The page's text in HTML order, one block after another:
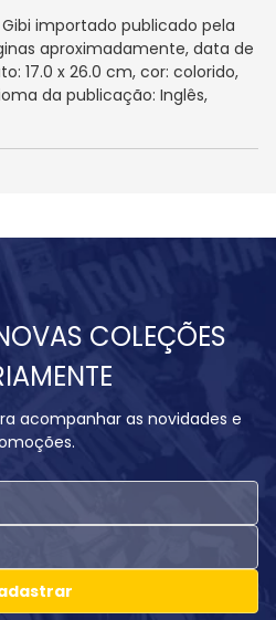
importado publicado pela
aproximadamente, data de
17.0 x 26.0 cm, cor: colorido,
da publicação: Inglês,
COLEÇÕES
acompanhar as novidades e